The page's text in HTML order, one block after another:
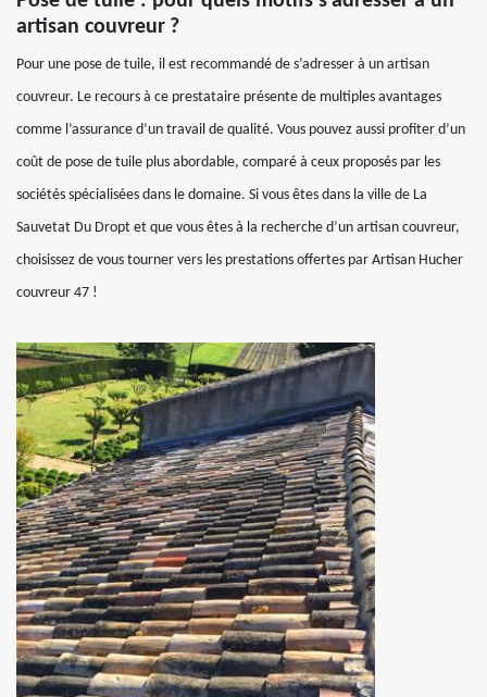
artisan couvreur ?
Pour une pose de tuile, il est recommandé de s’adresser à un artisan
couvreur. Le recours à ce prestataire présente de multiples avantages
comme l’assurance d’un travail de qualité. Vous pouvez aussi profiter d’un
coût de pose de tuile plus abordable, comparé à ceux proposés par les
sociétés spécialisées dans le domaine. Si vous êtes dans la ville de La
Sauvetat Du Dropt et que vous êtes à la recherche d’un artisan couvreur,
choisissez de vous tourner vers les prestations offertes par Artisan Hucher
couvreur 47 !